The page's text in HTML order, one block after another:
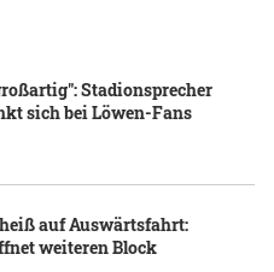
Stadionsprecher
sich bei Löwen-Fans
auf Auswärtsfahrt:
weiteren Block